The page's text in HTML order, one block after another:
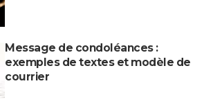
Message de condoléances :
exemples de textes et modèle de
courrier